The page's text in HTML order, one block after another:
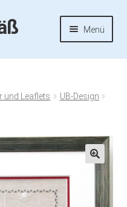
Menü
und Leaflets
UB-Design
🔍